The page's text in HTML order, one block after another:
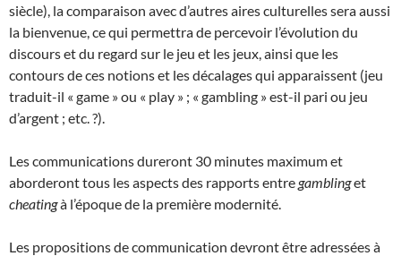
siècle), la comparaison avec d’autres aires culturelles sera aussi
la bienvenue, ce qui permettra de percevoir l’évolution du
discours et du regard sur le jeu et les jeux, ainsi que les
contours de ces notions et les décalages qui apparaissent (jeu
traduit-il « game » ou « play » ; « gambling » est-il pari ou jeu
d’argent ; etc. ?).
Les communications dureront 30 minutes maximum et
aborderont tous les aspects des rapports entre gamblinget
cheatingà l’époque de la première modernité.
Les propositions de communication devront être adressées à